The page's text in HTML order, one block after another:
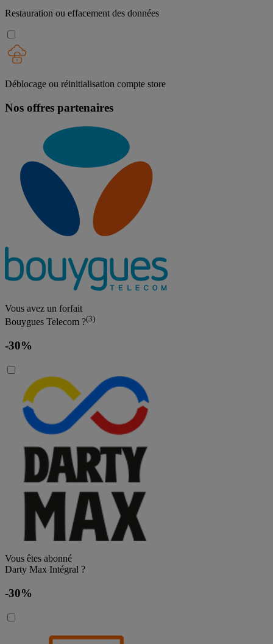
Restauration ou effacement des données
Déblocage ou réinitialisation compte store
Nos offres partenaires
Vous avez un forfait
Bouygues Telecom ?(3)
-30%
Vous êtes abonné
Darty Max Intégral ?
-30%